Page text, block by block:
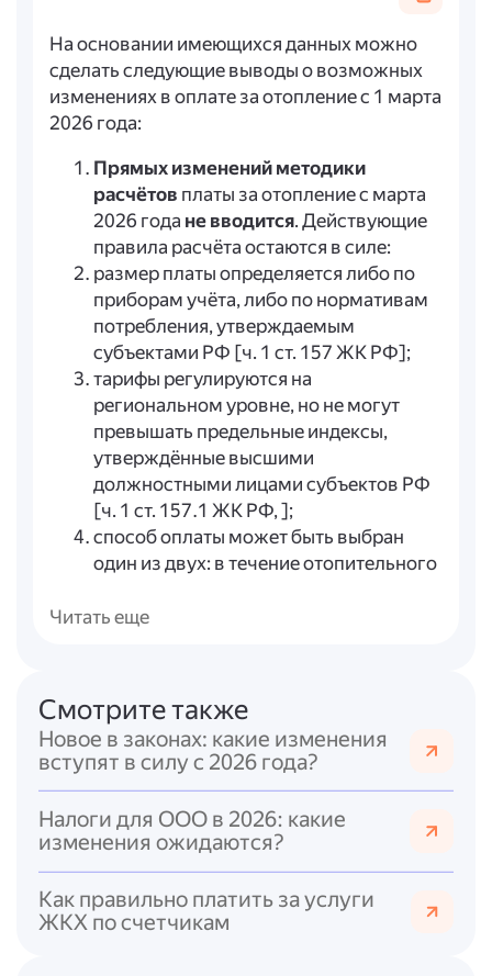
На основании имеющихся данных можно
сделать следующие выводы о возможных
изменениях в оплате за отопление с 1 марта
2026 года:
Прямых изменений методики
расчётов платы за отопление с марта
2026 года не вводится. Действующие
правила расчёта остаются в силе:
размер платы определяется либо по
приборам учёта, либо по нормативам
потребления, утверждаемым
субъектами РФ [ч. 1 ст. 157 ЖК РФ];
тарифы регулируются на
региональном уровне, но не могут
превышать предельные индексы,
утверждённые высшими
должностными лицами субъектов РФ
[ч. 1 ст. 157.1 ЖК РФ, ];
способ оплаты может быть выбран
один из двух: в течение отопительного
года [п. 42(1) Правил № 354, ].
единый срок оплаты — до 15-го числа
месяца, следующего за расчётным;
квитанции должны направляться не
вводится единый формат квитанций,
возможность оплаты через
«Госуслуги» и мобильные банки;
при просрочке автоматически
начисляются пени.
Читать еще
Смотрите также
Новое в законах: какие изменения
вступят в силу с 2026 года?
Налоги для ООО в 2026: какие
изменения ожидаются?
Как правильно платить за услуги
ЖКХ по счетчикам